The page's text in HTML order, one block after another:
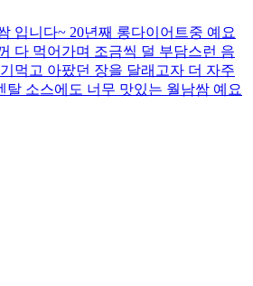
입니다~ 20년째 롱다이어트중 예요
다 먹어가며 조금씩 덜 부담스런 음
먹고 아팠던 장을 달래고자 더 자주
탈 소스에도 너무 맛있는 월남쌈 예요